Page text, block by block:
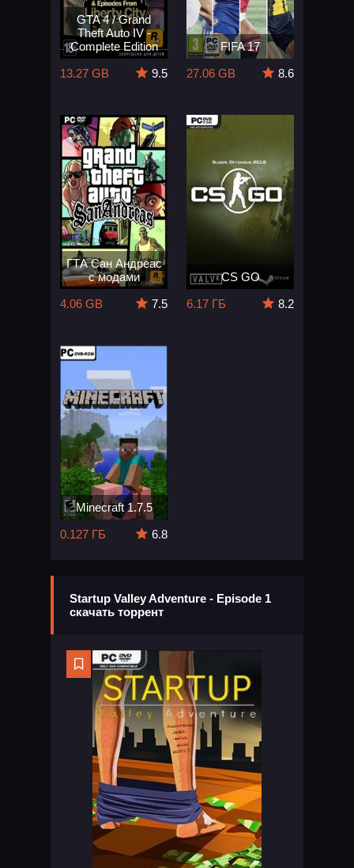
GTA 4 / Grand
Theft Auto IV -
Complete Edition
13.27 GB
9.5
FIFA 17
27.06 GB
8.6
ГТА Сан Андреас
с модами
4.06 GB
7.5
CS GO
6.17 ГБ
8.2
Minecraft 1.7.5
0.127 ГБ
6.8
Startup Valley Adventure - Episode 1
скачать торрент